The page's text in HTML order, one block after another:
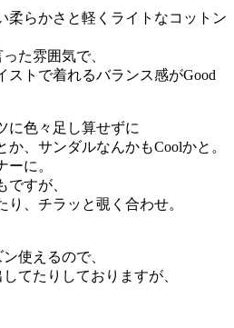
柔らかさと軽くライトなコットン
た雰囲気で、
ストで着れるバランス感がGood
に色々足し算せずに
、サンダルなんかもCoolかと。
に。
すが、
、チラッと覗く合わせ。
使えるので、
てたりしておりますが、